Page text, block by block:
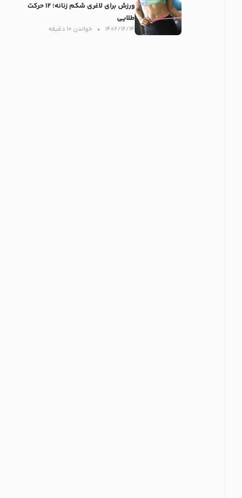
ورزش برای لاغری شکم زنانه؛ ۱۲ حرکت
طلایی
۱۴۰۲/۱۲/۱۴ خواندن ۱۰ دقیقه‌